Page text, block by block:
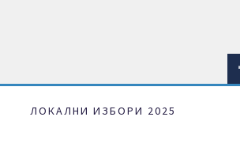
ЛОКАЛНИ ИЗБОРИ 2025